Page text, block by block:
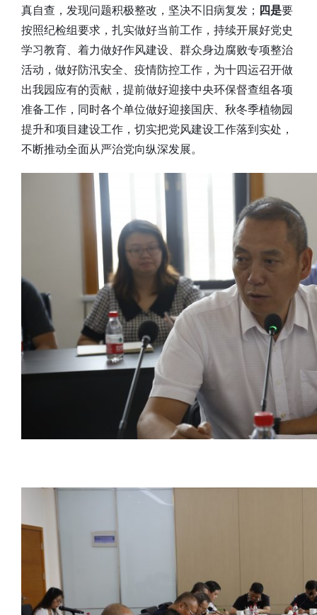
真自查，发现问题积极整改，坚决不旧病复发； 四是要
按照纪检组要求，扎实做好当前工作，持续开展好党史
学习教育、着力做好作风建设、群众身边腐败专项整治
活动，做好防汛安全、疫情防控工作，为十四运召开做
出我园应有的贡献，提前做好迎接中央环保督查组各项
准备工作，同时各个单位做好迎接国庆、秋冬季植物园
提升和项目建设工作，切实把党风建设工作落到实处，
不断推动全面从严治党向纵深发展。